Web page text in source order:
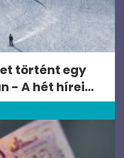
történt egy
- A hét hírei...
válaszolnak